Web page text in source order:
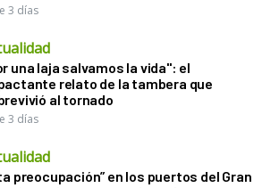
3 días
una laja salvamos la vida": el
relato de la tambera que
al tornado
3 días
preocupación” en los puertos del Gran